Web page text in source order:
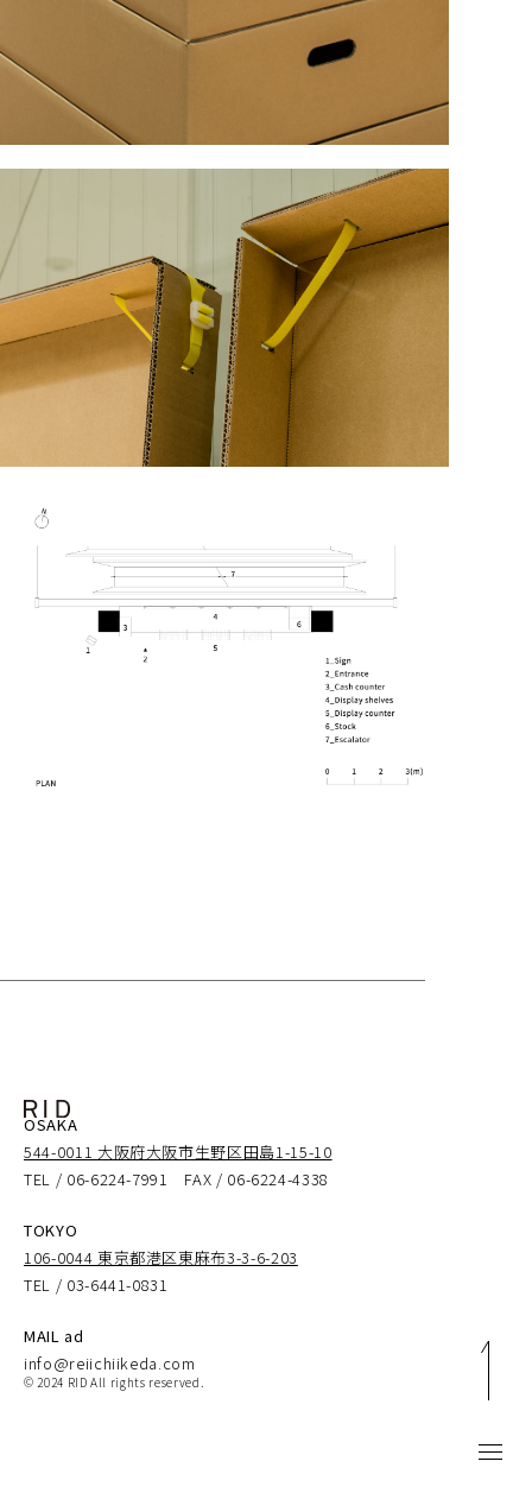
OSAKA
544-0011 大阪府大阪市生野区田島1-15-10
TEL / 06-6224-7991 FAX / 06-6224-4338
TOKYO
106-0044 東京都港区東麻布3-3-6-203
TEL / 03-6441-0831
MAIL ad
info@reiichiikeda.com
© 2024 RID All rights reserved.